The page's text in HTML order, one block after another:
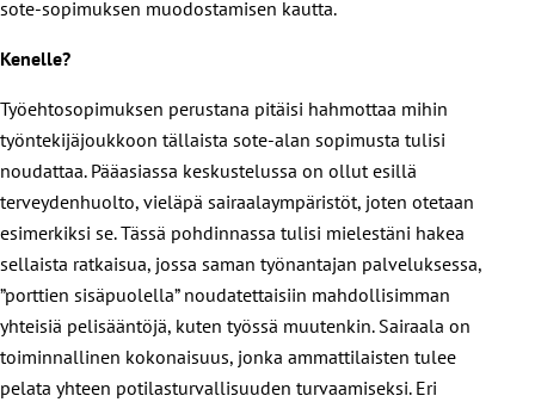
sote-sopimuksen muodostamisen kautta.
Kenelle?
Työehtosopimuksen perustana pitäisi hahmottaa mihin
työntekijäjoukkoon tällaista sote-alan sopimusta tulisi
noudattaa. Pääasiassa keskustelussa on ollut esillä
terveydenhuolto, vieläpä sairaalaympäristöt, joten otetaan
esimerkiksi se. Tässä pohdinnassa tulisi mielestäni hakea
sellaista ratkaisua, jossa saman työnantajan palveluksessa,
”porttien sisäpuolella” noudatettaisiin mahdollisimman
yhteisiä pelisääntöjä, kuten työssä muutenkin. Sairaala on
toiminnallinen kokonaisuus, jonka ammattilaisten tulee
pelata yhteen potilasturvallisuuden turvaamiseksi. Eri